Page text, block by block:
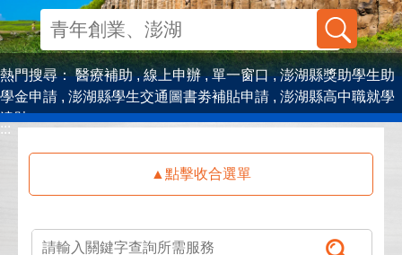
熱門搜尋：醫療補助 線上申辦 單一窗口
澎湖縣獎助學生助
學金申請
澎湖縣學生交通圖書劵補貼申請
澎湖縣高中職就學
津貼
:::
點擊收合選單